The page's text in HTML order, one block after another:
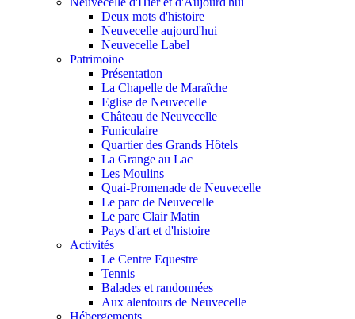
Deux mots d'histoire
Neuvecelle aujourd'hui
Neuvecelle Label
Patrimoine
Présentation
La Chapelle de Maraîche
Eglise de Neuvecelle
Château de Neuvecelle
Funiculaire
Quartier des Grands Hôtels
La Grange au Lac
Les Moulins
Quai-Promenade de Neuvecelle
Le parc de Neuvecelle
Le parc Clair Matin
Pays d'art et d'histoire
Activités
Le Centre Equestre
Tennis
Balades et randonnées
Aux alentours de Neuvecelle
Hébergements